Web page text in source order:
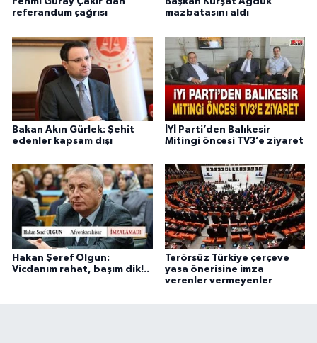
referandum çağrısı
mazbatasını aldı
Bakan Akın Gürlek: Şehit
edenler kapsam dışı
İYİ Parti’den Balıkesir
Mitingi öncesi TV3’e ziyaret
Hakan Şeref Olgun:
Vicdanım rahat, başım dik!..
Terörsüz Türkiye çerçeve
yasa önerisine imza
verenler vermeyenler